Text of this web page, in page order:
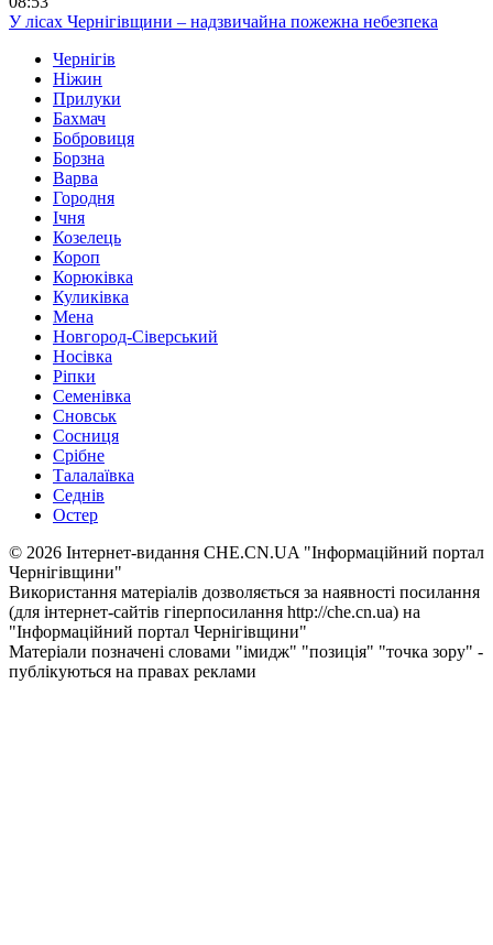
У лісах Чернігівщини – надзвичайна пожежна небезпека
Чернігів
Ніжин
Прилуки
Бахмач
Бобровиця
Борзна
Варва
Городня
Ічня
Козелець
Короп
Корюківка
Куликівка
Мена
Новгород-Сіверський
Носівка
Ріпки
Семенівка
Сновськ
Сосниця
Срібне
Талалаївка
Седнів
Остер
© 2026 Інтернет-видання CHE.CN.UA "Інформаційний портал
Чернiгiвщини"
Використання матеріалів дозволяється за наявності посилання
(для інтернет-сайтів гіперпосилання http://che.cn.ua) на
"Інформаційний портал Чернiгiвщини"
Матеріали позначені словами "імидж" "позиція" "точка зору" -
публікуються на правах реклами